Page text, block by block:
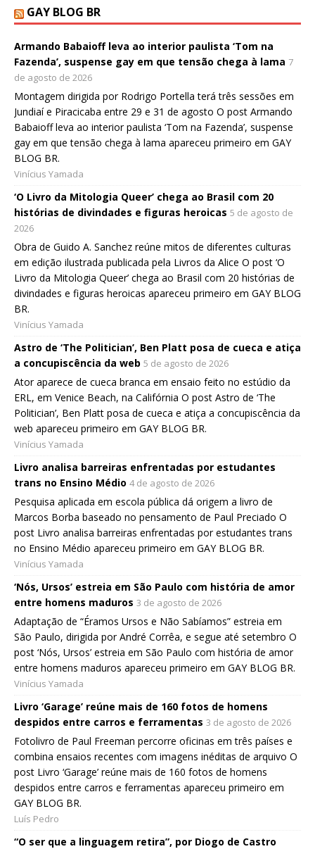
GAY BLOG BR
Armando Babaioff leva ao interior paulista ‘Tom na
Fazenda’, suspense gay em que tensão chega à lama 7
de agosto de 2026
Montagem dirigida por Rodrigo Portella terá três sessões em
Jundiaí e Piracicaba entre 29 e 31 de agosto O post Armando
Babaioff leva ao interior paulista ‘Tom na Fazenda’, suspense
gay em que tensão chega à lama apareceu primeiro em GAY
BLOG BR.
Vinícius Yamada
‘O Livro da Mitologia Queer’ chega ao Brasil com 20
histórias de divindades e figuras heroicas 5 de agosto de
2026
Obra de Guido A. Sanchez reúne mitos de diferentes culturas
em edição ilustrada publicada pela Livros da Alice O post ‘O
Livro da Mitologia Queer’ chega ao Brasil com 20 histórias de
divindades e figuras heroicas apareceu primeiro em GAY BLOG
BR.
Vinícius Yamada
Astro de ‘The Politician’, Ben Platt posa de cueca e atiça
a concupiscência da web 5 de agosto de 2026
Ator aparece de cueca branca em ensaio feito no estúdio da
ERL, em Venice Beach, na Califórnia O post Astro de ‘The
Politician’, Ben Platt posa de cueca e atiça a concupiscência da
web apareceu primeiro em GAY BLOG BR.
Vinícius Yamada
Livro analisa barreiras enfrentadas por estudantes
trans no Ensino Médio 4 de agosto de 2026
Pesquisa aplicada em escola pública dá origem a livro de
Marcos Borba baseado no pensamento de Paul Preciado O
post Livro analisa barreiras enfrentadas por estudantes trans
no Ensino Médio apareceu primeiro em GAY BLOG BR.
Vinícius Yamada
‘Nós, Ursos’ estreia em São Paulo com história de amor
entre homens maduros 3 de agosto de 2026
Adaptação de “Éramos Ursos e Não Sabíamos” estreia em
São Paulo, dirigida por André Corrêa, e segue até setembro O
post ‘Nós, Ursos’ estreia em São Paulo com história de amor
entre homens maduros apareceu primeiro em GAY BLOG BR.
Vinícius Yamada
Livro ‘Garage’ reúne mais de 160 fotos de homens
despidos entre carros e ferramentas 3 de agosto de 2026
Fotolivro de Paul Freeman percorre oficinas em três países e
combina ensaios recentes com imagens inéditas de arquivo O
post Livro ‘Garage’ reúne mais de 160 fotos de homens
despidos entre carros e ferramentas apareceu primeiro em
GAY BLOG BR.
Luís Pedro
“O ser que a linguagem retira”, por Diogo de Castro